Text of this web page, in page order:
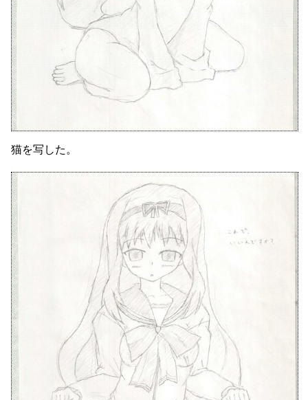
猫を写した。